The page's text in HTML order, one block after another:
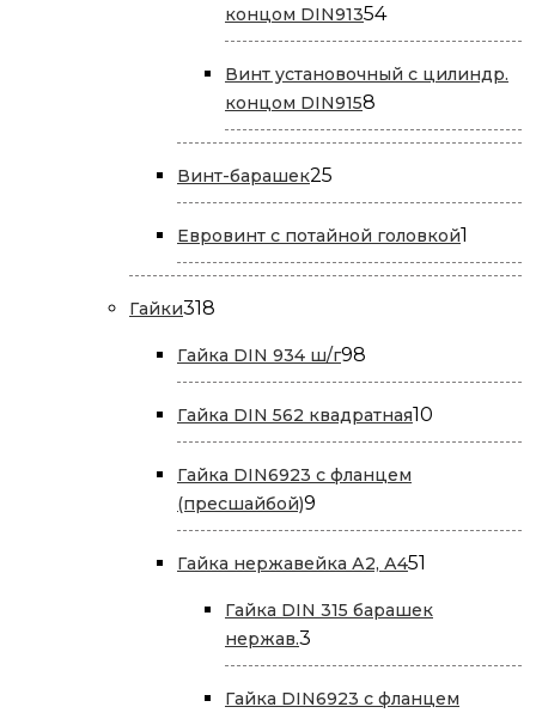
концом DIN9135454
товара
Винт установочный с цилиндр.
концом DIN9158
товаров
Винт-барашек25
товаров
Евровинт с потайной головкой1
товар
Гайки318
Гайка DIN 934 ш/г98
товаров
Гайка DIN 562 квадратная10
товаров
Гайка DIN6923 с фланцем
(пресшайбой)9
товаров
Гайка нержавейка А2, А451
Гайка DIN 315 барашек
нержав.3
товара
Гайка DIN6923 с фланцем